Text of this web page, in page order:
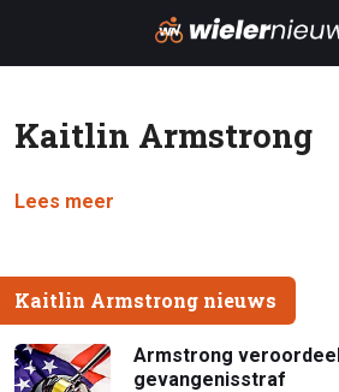
Kaitlin Armstrong
Lees meer
Kaitlin Armstrong nieuws
Armstrong
gevangenisstraf